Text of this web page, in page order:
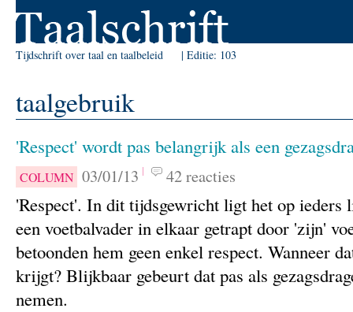
Skip to Navigation
Tijdschrift over taal en taalbeleid Editie: 103
taalgebruik
'Respect' wordt pas belangrijk als een
COLUMN 03/01/13 42 reacties
'Respect'. In dit tijdsgewricht ligt het op ieders
een voetbalvader in elkaar getrapt door 'zijn'
betoonden hem geen enkel respect. Wanneer
krijgt? Blijkbaar gebeurt dat pas als
nemen.